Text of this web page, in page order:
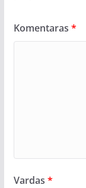
Komentaras *
Vardas *